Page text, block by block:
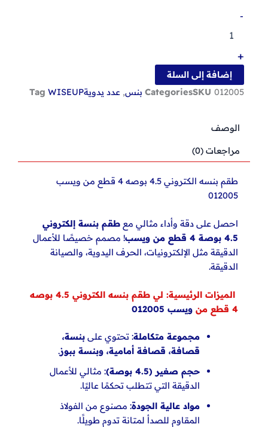
-كمية
بنسه
4.5
بوصه
4
قطع
ويسب
012005
+
إضافة إلى السلة
SKU 012005
Categories بنس, عدد يدوية Tag WISEUP
الوصف
مراجعات (0)
طقم بنسه الكتروني 4.5 بوصه 4 قطع من ويسب
012005
احصل على دقة وأداء مثالي مع طقم بنسة إلكتروني
4.5 بوصة 4 قطع من ويسب
! مصمم خصيصًا للأعمال
الدقيقة مثل الإلكترونيات، الحرف اليدوية، والصيانة
الدقيقة.
الميزات الرئيسية: لي طقم بنسه الكتروني 4.5 بوصه
4 قطع من
ويسب 012005
مجموعة متكاملة: تحتوي على بنسة،
قصافة، قصافة أمامية، وبنسة ببوز.
حجم صغير (4.5 بوصة)
: مثالي للأعمال
الدقيقة التي تتطلب تحكمًا عاليًا.
مواد عالية الجودة: مصنوع من الفولاذ
المقاوم للصدأ لمتانة تدوم طويلًا.